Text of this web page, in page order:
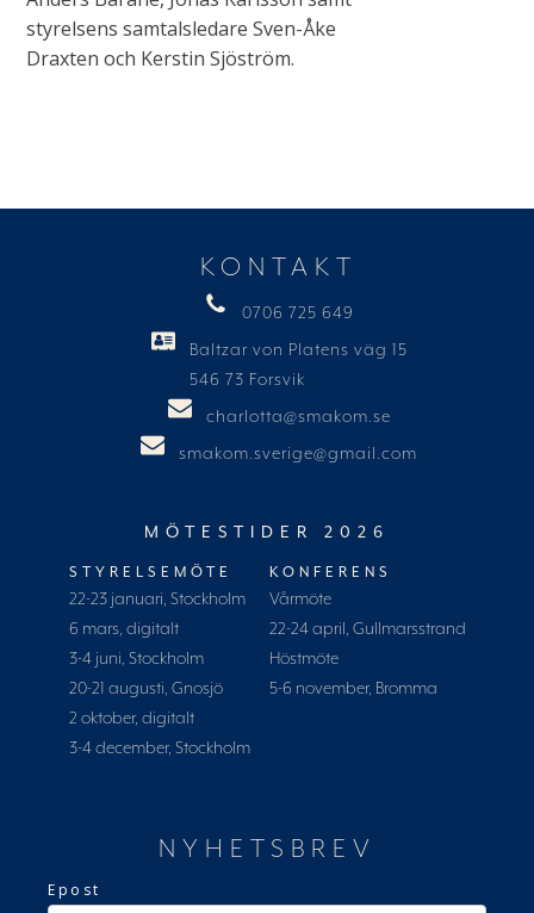
styrelsens samtalsledare Sven-Åke
Draxten och Kerstin Sjöström.
KONTAKT
0706 725 649
Baltzar von Platens väg 15
546 73 Forsvik
charlotta@smakom.se
smakom.sverige@gmail.com
MÖTESTIDER 2026
STYRELSEMÖTE
22-23 januari, Stockholm
6 mars, digitalt
3-4 juni, Stockholm
20-21 augusti, Gnosjö
2 oktober, digitalt
3-4 december, Stockholm
KONFERENS
Vårmöte
22-24 april, Gullmarsstrand
Höstmöte
5-6 november, Bromma
NYHETSBREV
Epost